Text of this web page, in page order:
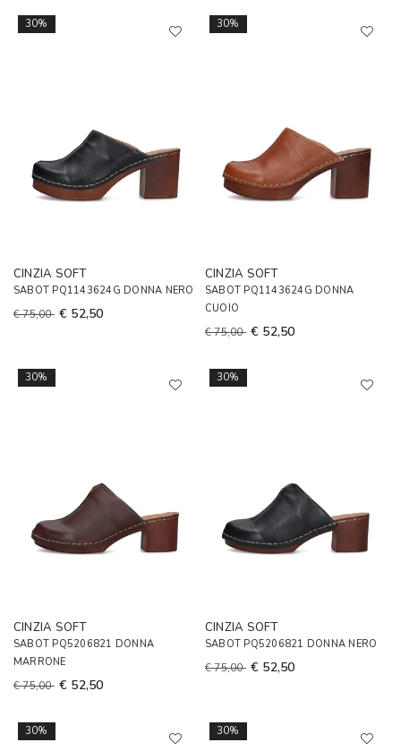
30%
CINZIA SOFT
SABOT PQ1143624G DONNA NERO
€ 75,00 € 52,50
30%
CINZIA SOFT
SABOT PQ1143624G DONNA
CUOIO
€ 75,00 € 52,50
30%
CINZIA SOFT
SABOT PQ5206821 DONNA
MARRONE
€ 75,00 € 52,50
30%
CINZIA SOFT
SABOT PQ5206821 DONNA NERO
€ 75,00 € 52,50
30% 30%